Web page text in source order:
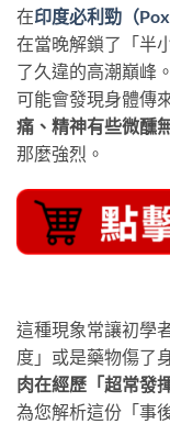
在印度必利勁（
在當晚解鎖了「半
了久違的高潮巔峰
可能會發現身體傳
痛、精神有些微醺
那麼強烈。
這種現象常讓初學
度」或是藥物傷了
肉在經歷「超常發
為您解析這份「事